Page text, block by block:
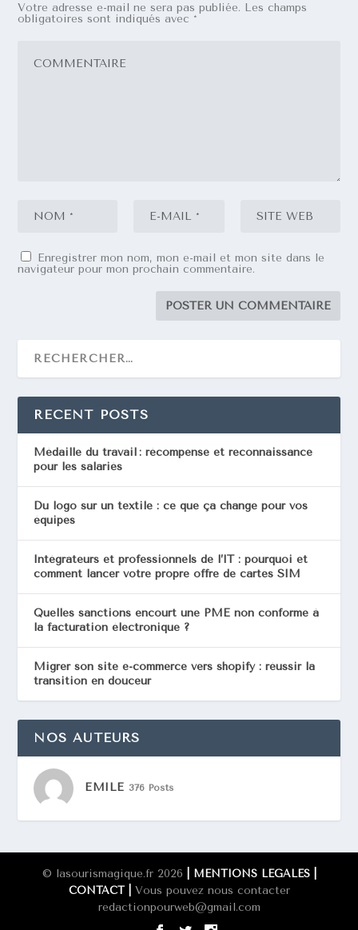
Votre adresse e-mail ne sera pas publiée. Les champs
obligatoires sont indiqués avec *
Enregistrer mon nom, mon e-mail et mon site dans le
navigateur pour mon prochain commentaire.
RECENT POSTS
Médaille du travail : récompense et reconnaissance
pour les salariés
Du logo sur un textile : ce que ça change pour vos
équipes
Intégrateurs et professionnels de l’IT : pourquoi et
comment lancer votre propre offre de cartes SIM
Quelles sanctions encourt une PME non conforme à
la facturation électronique ?
Migrer son site e-commerce vers shopify : réussir la
transition en douceur
NOS AUTEURS
EMILE 376 Posts
© lasourismagique.fr 2026 | MENTIONS LÉGALES
CONTACT | Vous pouvez nous contacter
redactionpourweb@gmail.com